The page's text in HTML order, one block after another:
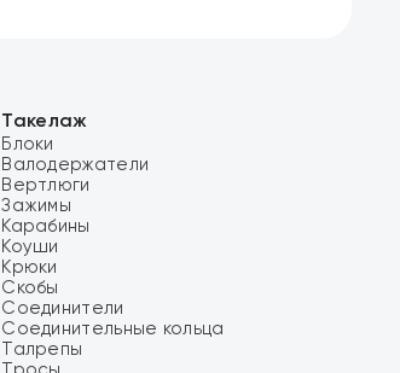
Такелаж
Блоки
Валодержатели
Вертлюги
Зажимы
Карабины
Коуши
Крюки
Скобы
Соединители
Соединительные кольца
Талрепы